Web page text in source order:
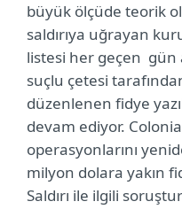
büyük ölçüde teorik
saldırıya uğrayan
listesi her geçen gün
suçlu çetesi
düzenlenen fidye
devam ediyor.
operasyonlarını
milyon dolara yakın
Saldırı ile ilgili